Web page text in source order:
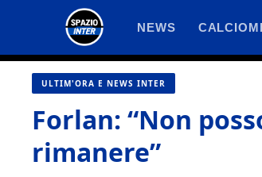
contenuto
NEWS
ULTIM'ORA E NEWS INTER
Forlan: “Non
rimanere”